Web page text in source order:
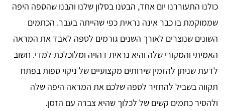
כולנו התעוררנו יום אחד, הבטנו בסלון שלנו והבנו שהספה היפה
שממוקמת בו כבר אינה נראית כפי שהייתה בעבר. הכתמים
השונים שנוצרים לאורך השנים גורמים לספה לאבד את המראה
האמיתי והמקורי שלה והיא נראית דהויה ומלוכלכת למדי. חשוב
לדעת שניתן להזמין שירותים מקצועיים של ניקוי ספות בפתח
תקווה בשביל להחזיר לספה שלכם את המראה היפה שלה
ולהסיר כתמים קשים של לכלוך שהיא צברה עם הזמן.